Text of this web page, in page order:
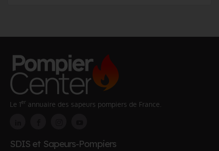
Le 1er annuaire des sapeurs pompiers de France.
SDIS et Sapeurs-Pompiers